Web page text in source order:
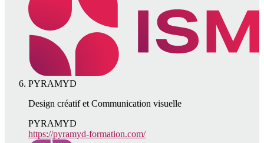
PYRAMYD
Design créatif et Communication visuelle
PYRAMYD
https://pyramyd-formation.com/